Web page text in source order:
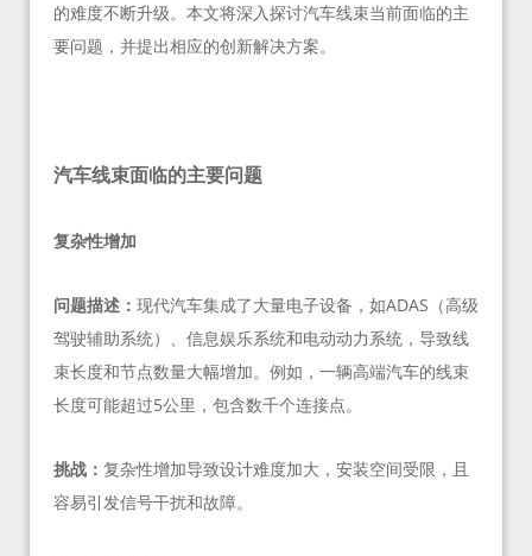
的难度不断升级。本文将深入探讨汽车线束当前面临的主
要问题，并提出相应的创新解决方案。
汽车线束面临的主要问题
复杂性增加
问题描述： 现代汽车集成了大量电子设备，如ADAS（高级
驾驶辅助系统）、信息娱乐系统和电动动力系统，导致线
束长度和节点数量大幅增加。例如，一辆高端汽车的线束
长度可能超过5公里，包含数千个连接点。
挑战： 复杂性增加导致设计难度加大，安装空间受限，且
容易引发信号干扰和故障。